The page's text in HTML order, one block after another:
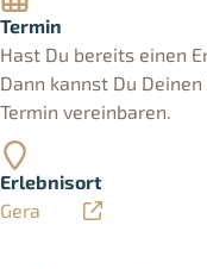
Termin
Hast Du bereits einen
Dann kannst Du
Termin vereinbaren.
Erlebnisort
Gera